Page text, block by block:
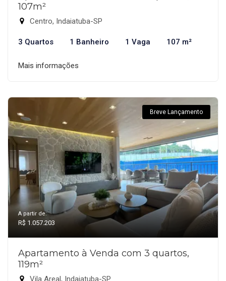
107m²
Centro, Indaiatuba-SP
3 Quartos 1 Banheiro 1 Vaga 107 m²
Mais informações
Breve Lançamento
A partir de:
R$ 1.057.203
Apartamento à Venda com 3 quartos,
119m²
Vila Areal, Indaiatuba-SP